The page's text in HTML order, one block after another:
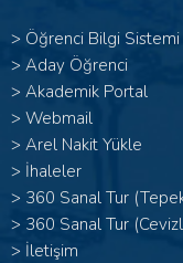
> Öğrenci Bilgi Sistemi
> Aday Öğrenci
> Akademik Portal
> Webmail
> Arel Nakit Yükle
> İhaleler
> 360 Sanal Tur
> 360 Sanal Tur
> İletişim